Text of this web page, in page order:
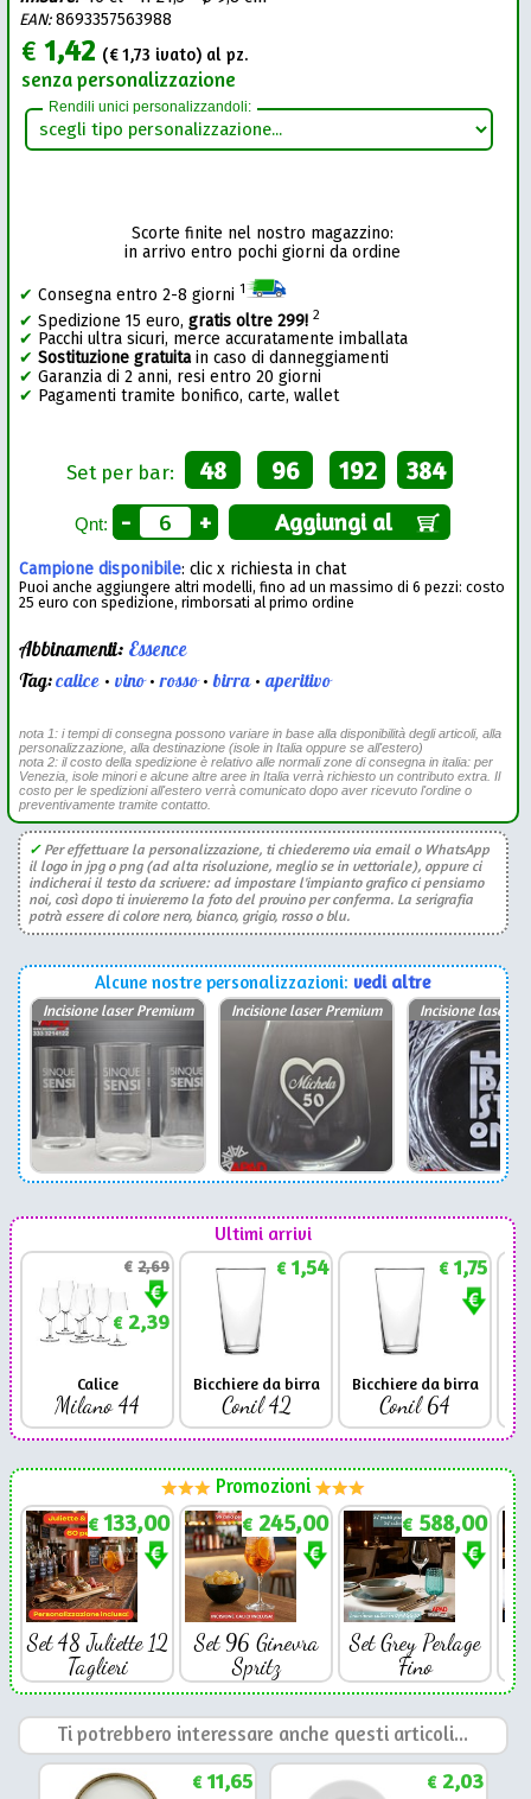
EAN:8693357563988
€1,42 (€1,73 ivato) al pz.
senza personalizzazione
Rendili unici personalizzandoli:
Scorte finite nel nostro magazzino:
in arrivo entro pochi giorni da ordine
✔ Consegna entro 2-8 giorni 1
✔ Spedizione 15 euro,gratis oltre 299! 2
✔ Pacchi ultra sicuri, merce accuratamente imballata
✔ Sostituzione gratuitain caso di danneggiamenti
✔ Garanzia di 2 anni, resi entro 20 giorni
✔ Pagamenti tramite bonifico, carte, wallet
Set per bar: 48 96 192 384
Qnt: - + Aggiungi al
Campione disponibile: clic x richiesta in chat
Puoi anche aggiungere altri modelli, fino ad un massimo di 6 pezzi: costo
25 euro con spedizione, rimborsati al primo ordine
Abbinamenti: Essence
Tag:calice •vino•rosso•birra•aperitivo
nota 1: i tempi di consegna possono variare in base alla disponibilità degli articoli, alla
personalizzazione, alla destinazione (isole in Italia oppure se all'estero)
nota 2: il costo della spedizione è relativo alle normali zone di consegna in italia: per
Venezia, isole minori e alcune altre aree in Italia verrà richiesto un contributo extra. Il
costo per le spedizioni all'estero verrà comunicato dopo aver ricevuto l'ordine o
preventivamente tramite contatto.
✓Per effettuare la personalizzazione, ti chiederemo via email o WhatsApp
il logo in jpg o png (ad alta risoluzione, meglio se in vettoriale), oppure ci
indicherai il testo da scrivere: ad impostare l'impianto grafico ci pensiamo
noi, così dopo ti invieremo la foto del provino per conferma. La serigrafia
potrà essere di colore nero, bianco, grigio, rosso o blu.
Alcune nostre personalizzazioni: vedi altre
Incisione laser Premium Incisione laser Premium Incisione laser
Ultimi arrivi
€2,69
€2,39
Calice
Milano 44
€1,54
Bicchiere da birra
Conil 42
€1,75
Bicchiere da birra
Conil 64
Promozioni
€ 133,00
Set 48 Juliette 12
Taglieri
€ 245,00
Set 96 Ginevra
Spritz
€ 588,00
Set Grey Perlage
Fino
Ti potrebbero interessare anche questi articoli...
€11,65 €2,03